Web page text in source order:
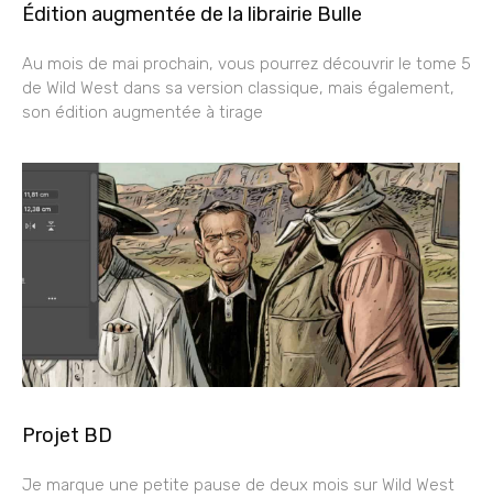
Édition augmentée de la librairie Bulle
Au mois de mai prochain, vous pourrez découvrir le tome 5
de Wild West dans sa version classique, mais également,
son édition augmentée à tirage
Projet BD
Je marque une petite pause de deux mois sur Wild West